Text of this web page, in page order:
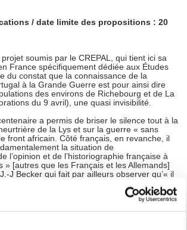
/ date limite des propositions : 20
projet soumis par le CREPAL, qui tient ici sa
France spécifiquement dédiée aux Études
du constat que la connaissance de la
à la Grande Guerre est pour ainsi dire
des environs de Richebourg et de La
du 9 avril), une quasi invisibilité.
a permis de briser le silence tout à la
de la Lys et sur la guerre « sans
front africain. Côté français, en revanche, il
la situation de
l’opinion et de l’historiographie française à
» [autres que les Français et les Allemands]
J Becker qui fait par ailleurs observer qu’« il
Guerre où le Portugal n’est pas mentionné
des journaux télévisés sur les
dernier, qui ont pu compter sur la présence